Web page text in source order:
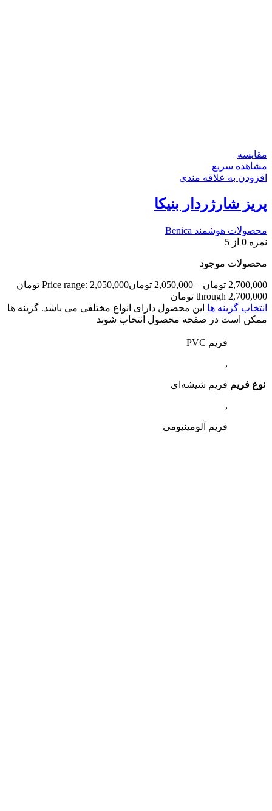
مقایسه
مشاهده سریع
افزودن به علاقه مندی
پریز شارژردار بنیکا
محصولات هوشمند Benica
نمره 0 از 5
محصولات موجود
2,700,000 تومان –
2,050,000 تومان
Price range: 2,050,000 تومان
through 2,700,000 تومان
انتخاب گزینه ها این محصول دارای انواع مختلفی می باشد. گزینه ها
ممکن است در صفحه محصول انتخاب شوند
نوع فریم
فریم PVC
,
فریم شیشه‌ای
,
فریم آلومینیومی